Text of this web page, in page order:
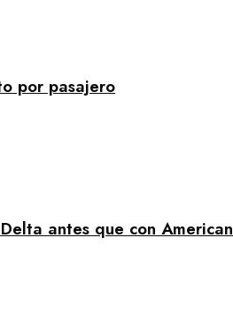
por pasajero
antes que con American